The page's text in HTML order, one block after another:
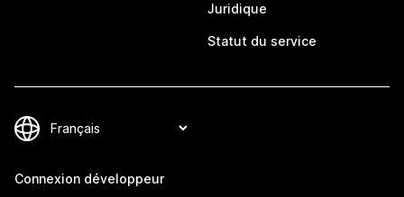
Juridique
Statut du service
Connexion développeur